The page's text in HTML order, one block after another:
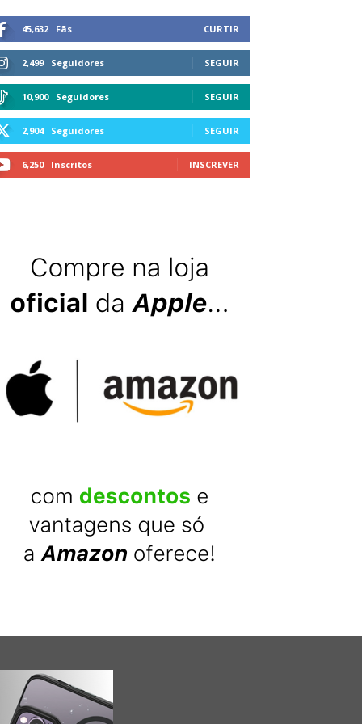
45,632 Fãs CURTIR
2,499 Seguidores SEGUIR
10,900 Seguidores SEGUIR
2,904 Seguidores SEGUIR
6,250 Inscritos INSCREVER